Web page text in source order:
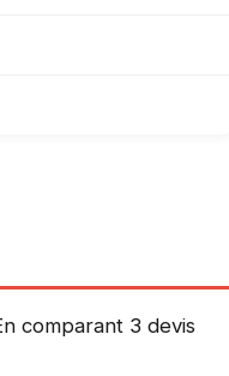
comparant 3 devis